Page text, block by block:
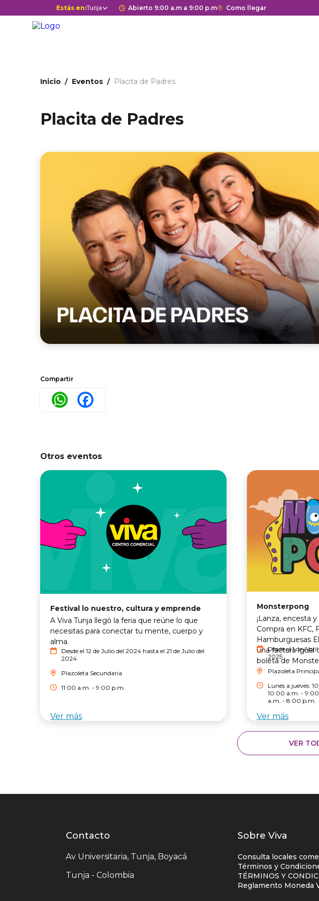
al
contenido
Selector
centros
Estás en: Estás en
Tunja Horario de apertura y cierre del centro
Abierto 9:00 a.m a 9:00 p.mEnlace
Como llegar
Ruta
de
Inicio Eventos Placita de Padres
Placita de Padres
Compartir
WhatsApp
Otros eventos
Festival lo nuestro, cultura y emprende
A Viva Tunja llegó la feria que reúne lo que
necesitas para conectar tu mente, cuerpo y
alma.
Desde el 12 de Julio del 2024 hasta el 21 de Julio del
2024
Plazoleta Secundaria
11:00 a.m. - 9:00 p.m.
Ver más
Monsterpong
¡Lanza, encesta
Compra en KFC,
Hamburguesas
una factura igual
boleta de
Desde el 1 de
2025
Plazoleta
Lunes a jueves:
10:00 a.m. -
a.m. - 8:00 p.m.
Ver más
VER
Contacto
centro
Contacto
Av Universitaria, Tunja, Boyacá
Tunja - Colombia
Listados
enlaces
centro
comercial
Sobre Viva
Consulta locales
Términos y
TÉRMINOS Y
Reglamento Moneda